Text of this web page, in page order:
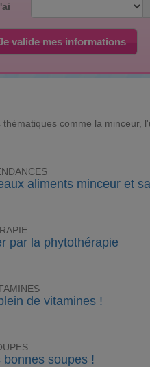
valide mes informations
comme la minceur,
aliments minceur et
par la phytothérapie
de vitamines !
bonnes soupes !